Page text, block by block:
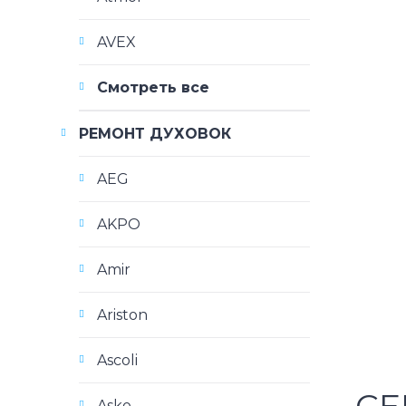
AVEX
Смотреть все
РЕМОНТ ДУХОВОК
AEG
AKPO
Amir
Ariston
Ascoli